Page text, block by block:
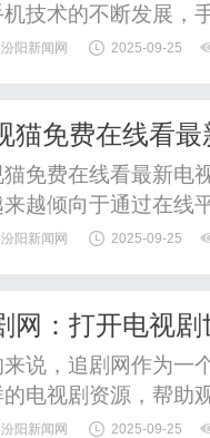
技术的不断发展，
径之一。手机电影
影网，用户可以轻
汾阳新闻网 2025-09-25
猫免费在线看最
免费在线看最新电
越倾向于通过在线
在线影视平台，为
的电视剧、电影，
汾阳新闻网 2025-09-25
网：打开电视
来说，追剧网作为一
的电视剧资源，帮助
生活中放松心情，
汾阳新闻网 2025-09-25